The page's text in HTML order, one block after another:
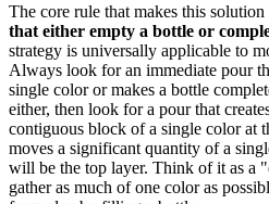
The core rule that makes this solution
that either empty a bottle or
strategy is universally applicable to
Always look for an immediate pour
single color or makes a bottle
either, then look for a pour that
contiguous block of a single color at
moves a significant quantity of a
will be the top layer. Think of it as a
gather as much of one color as